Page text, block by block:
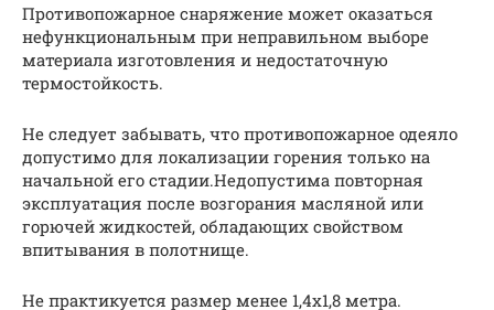
Противопожарное снаряжение может оказаться
нефункциональным при неправильном выборе
материала изготовления и недостаточную
термостойкость.
Не следует забывать, что противопожарное одеяло
допустимо для локализации горения только на
начальной его стадии.Недопустима повторная
эксплуатация после возгорания масляной или
горючей жидкостей, обладающих свойством
впитывания в полотнище.
Не практикуется размер менее 1,4х1,8 метра.